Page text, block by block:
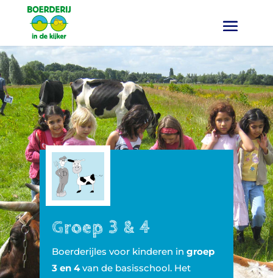
Groep 3 & 4
Boerderijles voor kinderen in groep
3 en 4van de basisschool. Het